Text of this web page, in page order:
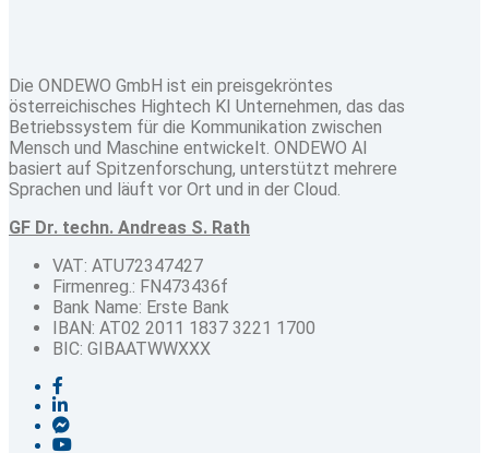
Die ONDEWO GmbH ist ein preisgekröntes
österreichisches Hightech KI Unternehmen, das das
Betriebssystem für die Kommunikation zwischen
Mensch und Maschine entwickelt. ONDEWO AI
basiert auf Spitzenforschung, unterstützt mehrere
Sprachen und läuft vor Ort und in der Cloud.
GF Dr. techn. Andreas S. Rath
VAT: ATU72347427
Firmenreg.: FN473436f
Bank Name: Erste Bank
IBAN: AT02 2011 1837 3221 1700
BIC: GIBAATWWXXX